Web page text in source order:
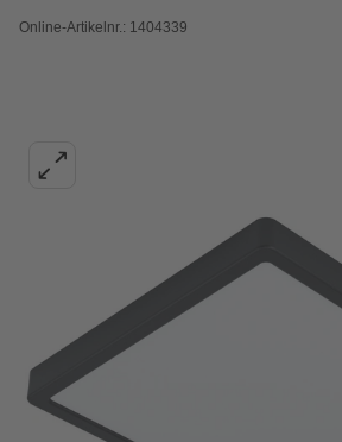
Online-Artikelnr.: 1404339